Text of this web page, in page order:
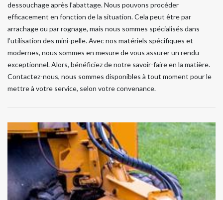
dessouchage après l’abattage. Nous pouvons procéder
efficacement en fonction de la situation. Cela peut être par
arrachage ou par rognage, mais nous sommes spécialisés dans
l’utilisation des mini-pelle. Avec nos matériels spécifiques et
modernes, nous sommes en mesure de vous assurer un rendu
exceptionnel. Alors, bénéficiez de notre savoir-faire en la matière.
Contactez-nous, nous sommes disponibles à tout moment pour le
mettre à votre service, selon votre convenance.